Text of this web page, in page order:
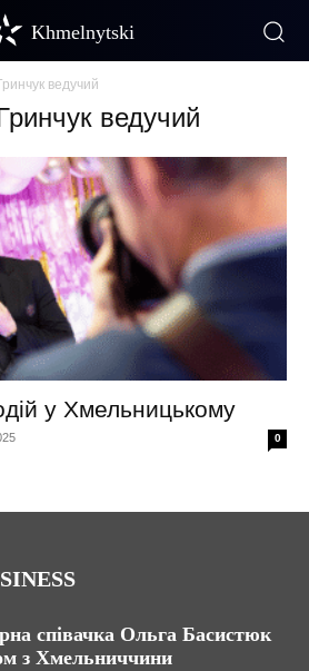
Khmelnytski
ведучий
ведучий
у Хмельницькому
0
співачка Ольга Басистюк
з Хмельниччини